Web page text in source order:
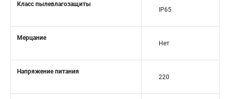
Класс пылевлагозащиты
IP65
Мерцание
Нет
Напряжение питания
220